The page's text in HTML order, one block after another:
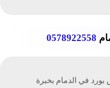
0578922558
في الدمام بخبرة